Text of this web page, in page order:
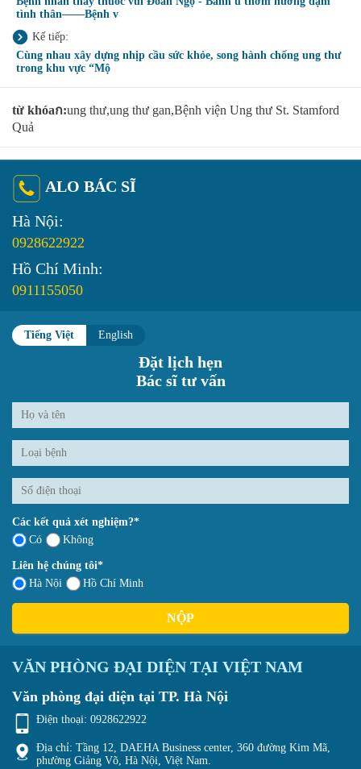
tình thân——Bệnh v
Kế tiếp:
Cùng nhau xây dựng nhịp cầu sức khỏe, song hành chống ung thư
trong khu vực “Mộ
từ khóaก:ung thư,ung thư gan,Bệnh viện Ung thư St. Stamford
Quả
ALO BÁC SĨ
Hà Nội:
0928622922
Hồ Chí Minh:
0911155050
Tiếng Việt English
Đặt lịch hẹn
Bác sĩ tư vấn
Các kết quả xét nghiệm?*
Có
Không
Liên hệ chúng tôi*
Hà Nội
Hồ Chí Minh
NỘP
VĂN PHÒNG ĐẠI DIỆN TẠI VIỆT NAM
Văn phòng đại diện tại TP. Hà Nội
Điện thoại: 0928622922
Địa chỉ: Tầng 12, DAEHA Business center, 360 đường Kim Mã,
phường Giảng Võ, Hà Nội, Việt Nam.